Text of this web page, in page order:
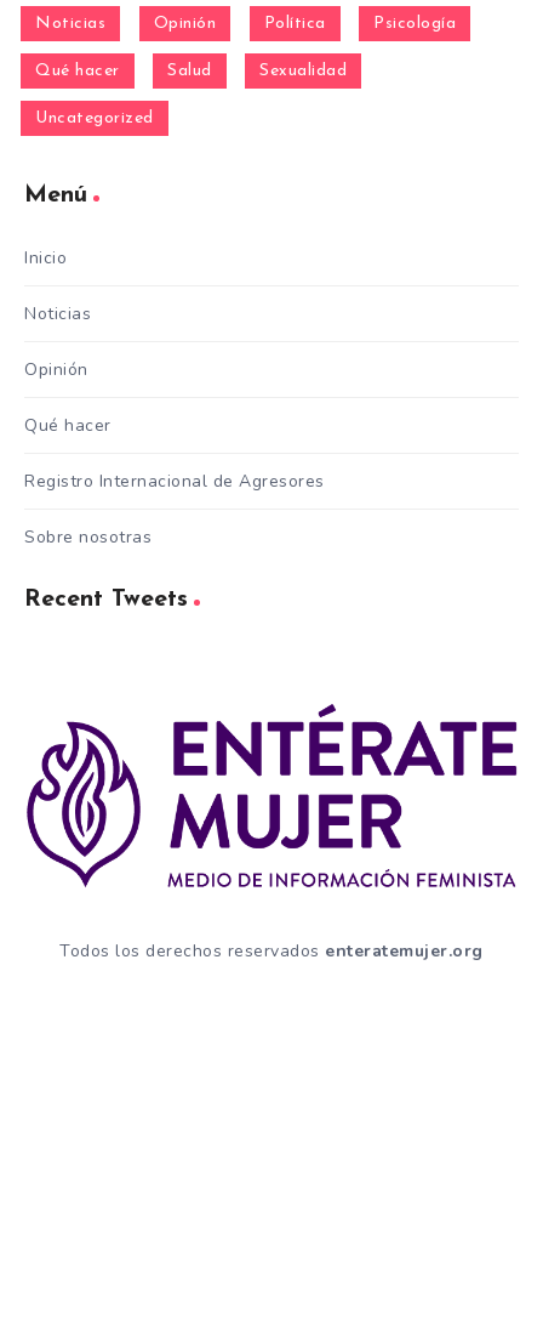
Noticias Opinión Política Psicología
Qué hacer Salud Sexualidad
Uncategorized
Menú
Inicio
Noticias
Opinión
Qué hacer
Registro Internacional de Agresores
Sobre nosotras
Recent Tweets
Todos los derechos reservados enteratemujer.org